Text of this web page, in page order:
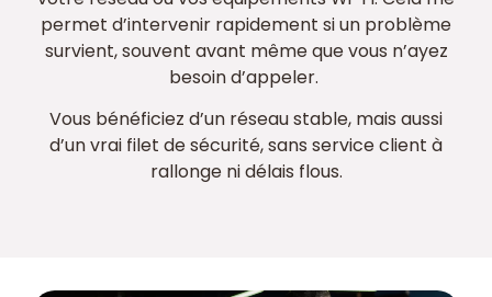
permet d’intervenir rapidement si un problème
survient, souvent avant même que vous n’ayez
besoin d’appeler.
Vous bénéficiez d’un réseau stable, mais aussi
d’un vrai filet de sécurité, sans service client à
rallonge ni délais flous.